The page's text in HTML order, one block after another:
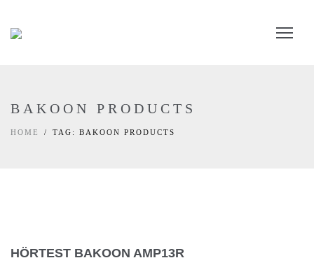
BAKOON PRODUCTS
HOME TAG: BAKOON PRODUCTS
HÖRTEST BAKOON AMP13R